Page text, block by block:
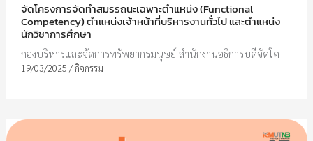
จัดโครงการจัดทำสมรรถนะเฉพาะตำแหน่ง (Functional
Competency) ตำแหน่งเจ้าหน้าที่บริหารงานทั่วไป และตำแหน่ง
นักวิชาการศึกษา
กองบริหารและจัดการทรัพยากรมนุษย์ สำนักงานอธิการบดีจัดโค
19/03/2025 /กิจกรรม